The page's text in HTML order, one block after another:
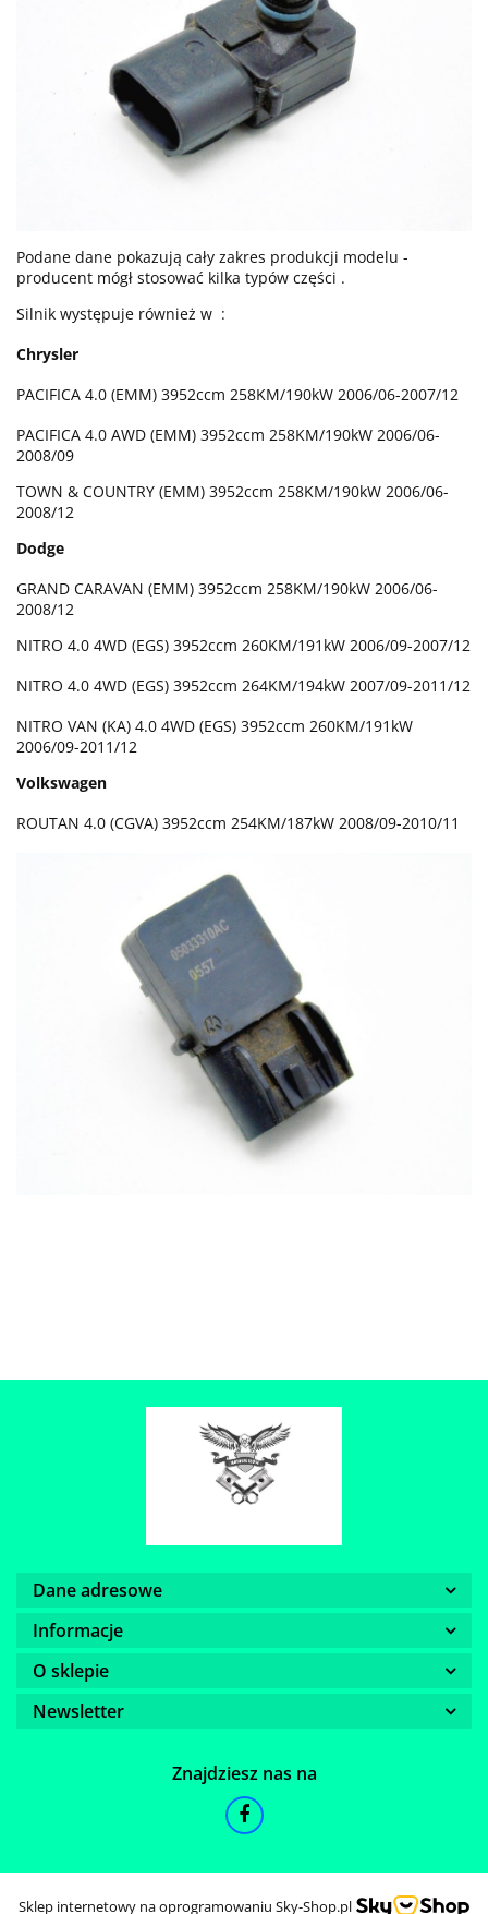
Podane dane pokazują cały zakres produkcji modelu -
producent mógł stosować kilka typów części .
Silnik występuje również w :
Chrysler
PACIFICA 4.0 (EMM) 3952ccm 258KM/190kW 2006/06-2007/12
PACIFICA 4.0 AWD (EMM) 3952ccm 258KM/190kW 2006/06-
2008/09
TOWN & COUNTRY (EMM) 3952ccm 258KM/190kW 2006/06-
2008/12
Dodge
GRAND CARAVAN (EMM) 3952ccm 258KM/190kW 2006/06-
2008/12
NITRO 4.0 4WD (EGS) 3952ccm 260KM/191kW 2006/09-2007/12
NITRO 4.0 4WD (EGS) 3952ccm 264KM/194kW 2007/09-2011/12
NITRO VAN (KA) 4.0 4WD (EGS) 3952ccm 260KM/191kW
2006/09-2011/12
Volkswagen
ROUTAN 4.0 (CGVA) 3952ccm 254KM/187kW 2008/09-2010/11
Dane adresowe
Informacje
O sklepie
Newsletter
Znajdziesz nas na
Sklep internetowy na oprogramowaniu Sky-Shop.pl